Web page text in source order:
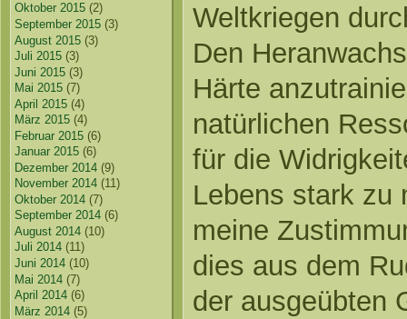
Oktober 2015 (2)
September 2015 (3)
August 2015 (3)
Juli 2015 (3)
Juni 2015 (3)
Mai 2015 (7)
April 2015 (4)
März 2015 (4)
Februar 2015 (6)
Januar 2015 (6)
Dezember 2014 (9)
November 2014 (11)
Oktober 2014 (7)
September 2014 (6)
August 2014 (10)
Juli 2014 (11)
Juni 2014 (10)
Mai 2014 (7)
April 2014 (6)
März 2014 (5)
Weltkriegen
Den
Härte
natürlichen
für die
Lebens stark zu
meine
dies aus dem
der ausgeübten